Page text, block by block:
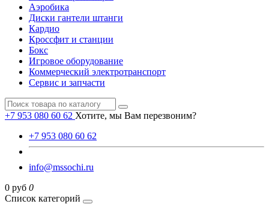
Аэробика
Диски гантели штанги
Кардио
Кроссфит и станции
Бокс
Игровое оборудование
Коммерческий электротранспорт
Сервис и запчасти
+7 953 080 60 62 Хотите, мы Вам перезвоним?
+7 953 080 60 62
info@mssochi.ru
0 руб 0
Список категорий